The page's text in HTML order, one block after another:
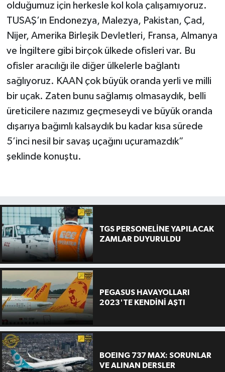
olduğumuz için herkesle kol kola çalışamıyoruz.
TUSAŞ’ın Endonezya, Malezya, Pakistan, Çad,
Nijer, Amerika Birleşik Devletleri, Fransa, Almanya
ve İngiltere gibi birçok ülkede ofisleri var. Bu
ofisler aracılığı ile diğer ülkelerle bağlantı
sağlıyoruz. KAAN çok büyük oranda yerli ve milli
bir uçak. Zaten bunu sağlamış olmasaydık, belli
üreticilere nazımız geçmeseydi ve büyük oranda
dışarıya bağımlı kalsaydık bu kadar kısa sürede
5’inci nesil bir savaş uçağını uçuramazdık”
şeklinde konuştu.
TGS PERSONELİNE YAPILACAK
ZAMLAR DUYURULDU
PEGASUS HAVAYOLLARI
2023'TE KENDİNİ AŞTI
BOEING 737 MAX: SORUNLAR
VE ALINAN DERSLER